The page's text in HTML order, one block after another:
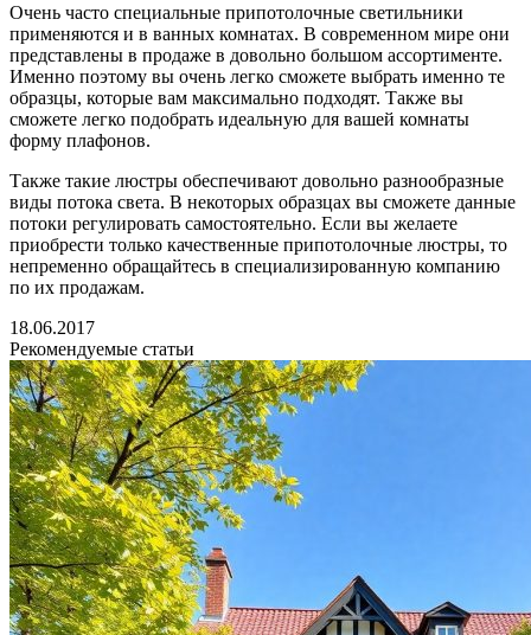
Очень часто специальные припотолочные светильники
применяются и в ванных комнатах. В современном мире они
представлены в продаже в довольно большом ассортименте.
Именно поэтому вы очень легко сможете выбрать именно те
образцы, которые вам максимально подходят. Также вы
сможете легко подобрать идеальную для вашей комнаты
форму плафонов.
Также такие люстры обеспечивают довольно разнообразные
виды потока света. В некоторых образцах вы сможете данные
потоки регулировать самостоятельно. Если вы желаете
приобрести только качественные припотолочные люстры, то
непременно обращайтесь в специализированную компанию
по их продажам.
18.06.2017
Рекомендуемые статьи